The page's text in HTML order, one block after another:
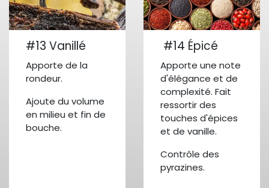
#13 Vanillé
Apporte de la
rondeur.
Ajoute du volume
en milieu et fin de
bouche.
#14 Épicé
Apporte une note
d'élégance et de
complexité. Fait
ressortir des
touches d'épices
et de vanille.
Contrôle des
pyrazines.